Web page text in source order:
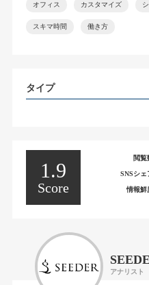
オフィス カスタマイズ
スキマ時間 働き方
タイプ
1.9
Score
閲覧
SNSシェ
情報鮮
アナリスト